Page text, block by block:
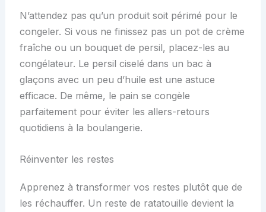
N’attendez pas qu’un produit soit périmé pour le
congeler. Si vous ne finissez pas un pot de crème
fraîche ou un bouquet de persil, placez-les au
congélateur. Le persil ciselé dans un bac à
glaçons avec un peu d’huile est une astuce
efficace. De même, le pain se congèle
parfaitement pour éviter les allers-retours
quotidiens à la boulangerie.
Réinventer les restes
Apprenez à transformer vos restes plutôt que de
les réchauffer. Un reste de ratatouille devient la